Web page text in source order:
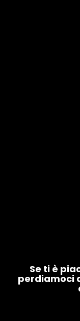
Se ti è
perdiamoci